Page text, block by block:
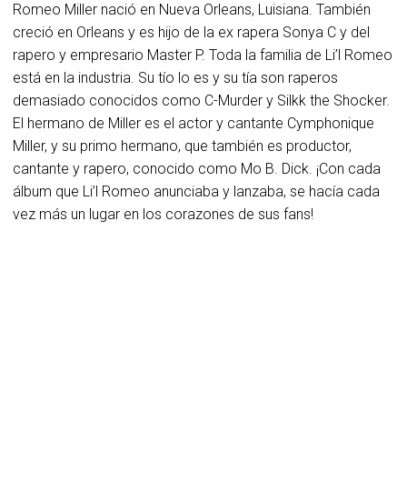
Romeo Miller nació en Nueva Orleans, Luisiana. También
creció en Orleans y es hijo de la ex rapera Sonya C y del
rapero y empresario Master P. Toda la familia de Li’l Romeo
está en la industria. Su tío lo es y su tía son raperos
demasiado conocidos como C-Murder y Silkk the Shocker.
El hermano de Miller es el actor y cantante Cymphonique
Miller, y su primo hermano, que también es productor,
cantante y rapero, conocido como Mo B. Dick. ¡Con cada
álbum que Li’l Romeo anunciaba y lanzaba, se hacía cada
vez más un lugar en los corazones de sus fans!